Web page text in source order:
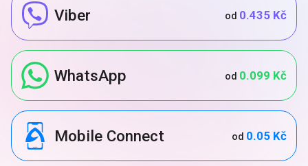
Viber od 0.435 Kč
WhatsApp od 0.099 Kč
Mobile Connect od 0.05 Kč